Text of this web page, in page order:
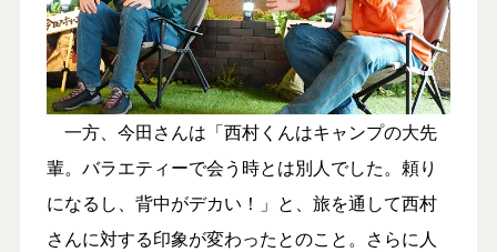
一方、今田さんは「西村くんはキャンプの大先
輩。バラエティーで会う時とは別人でした。頼り
になるし、背中がデカい！」と、旅を通して西村
さんに対する印象が変わったとのこと。さらに人